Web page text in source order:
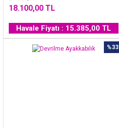
18.100,00 TL
Havale Fiyatı : 15.385,00 TL
%33